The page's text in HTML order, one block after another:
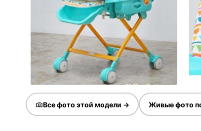
Все фото этой модели → Живые фото